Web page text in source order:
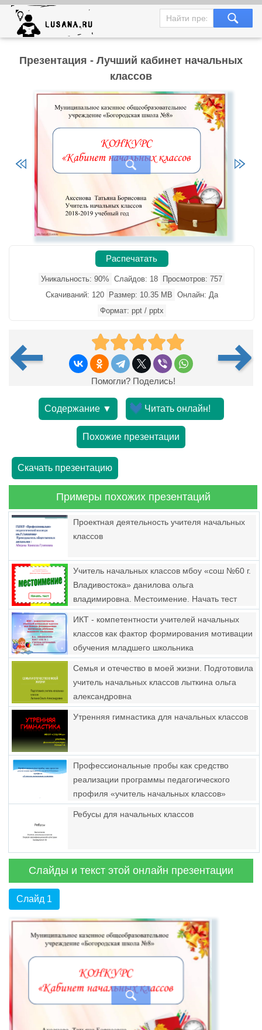
Презентация - Лучший кабинет начальных
классов
Распечатать
Уникальность: 90% Слайдов: 18
Просмотров: 757
Скачиваний: 120
Размер: 10.35 MB Онлайн: Да
Формат: ppt / pptx
Помогли? Поделись!
Содержание ▼ Читать онлайн!
Похожие презентации
Скачать презентацию
Примеры похожих презентаций
Проектная деятельность учителя начальных
классов
Учитель начальных классов мбоу «сош №60 г.
Владивостока» данилова ольга
владимировна. Местоимение. Начать тест
ИКТ - компетентности учителей начальных
классов как фактор формирования мотивации
обучения младшего школьника
Семья и отечество в моей жизни. Подготовила
учитель начальных классов лыткина ольга
александровна
Утренняя гимнастика для начальных классов
Профессиональные пробы как средство
реализации программы педагогического
профиля «учитель начальных классов»
Ребусы для начальных классов
Слайды и текст этой онлайн презентации
Слайд 1